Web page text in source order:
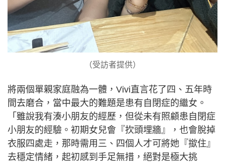
（受訪者提供）
將兩個單親家庭融為一體，Vivi直言花了四、五年時
間去磨合，當中最大的難題是患有自閉症的繼女。
「雖說我有湊小朋友的經歷，但從未有照顧患自閉症
小朋友的經驗。初期女兒會『扻頭埋牆』，也會脫掉
衣服四處走，那時需用三、四個人才可將她『撳住』
去穩定情緒，起初感到手足無措，絕對是極大挑